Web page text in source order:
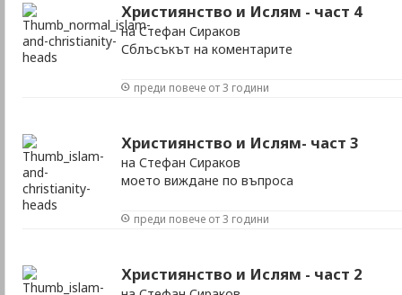
Християнство и Ислям - част 4
на Стефан Сираков
Сблъсъкът на коментарите
преди повече от 3 години
Християнство и Ислям- част 3
на Стефан Сираков
моето виждане по въпроса
преди повече от 3 години
Християнство и Ислям - част 2